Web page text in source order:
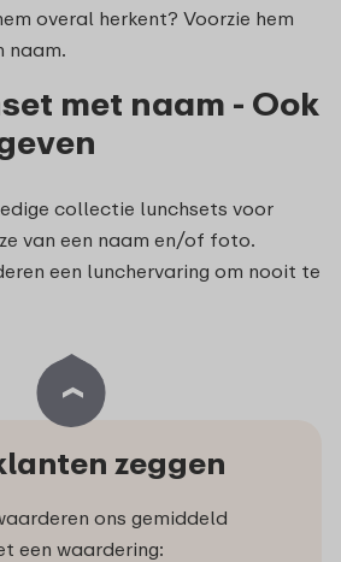
overal herkent? Voorzie hem
naam.
met naam - Ook
collectie lunchsets voor
van een naam en/of foto.
een lunchervaring om nooit te
zeggen
ons gemiddeld
een waardering: